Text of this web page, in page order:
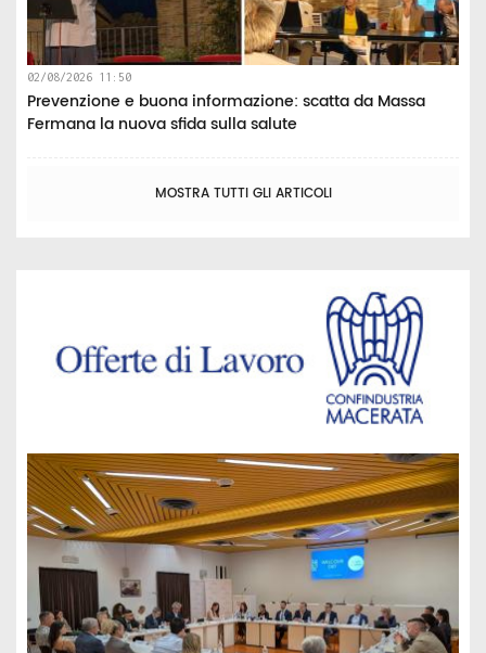
02/08/2026 11:50
Prevenzione e buona informazione: scatta da Massa
Fermana la nuova sfida sulla salute
MOSTRA TUTTI GLI ARTICOLI